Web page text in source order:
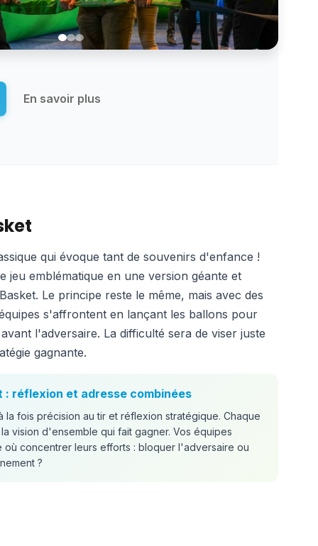
En savoir plus
qui évoque tant de souvenirs d'enfance !
jeu emblématique en une version géante et
Le principe reste le même, mais avec des
s'affrontent en lançant les ballons pour
l'adversaire. La difficulté sera de viser juste
gagnante.
: réflexion et adresse combinées
la fois précision au tir et réflexion stratégique. Chaque
vision d'ensemble qui fait gagner. Vos équipes
concentrer leurs efforts : bloquer l'adversaire ou
?